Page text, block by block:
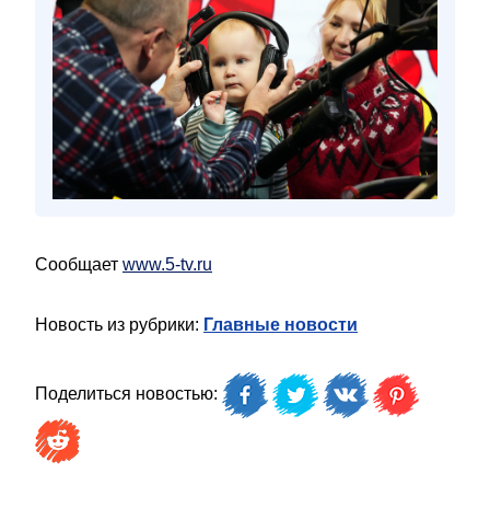
Сообщает www.5-tv.ru
Новость из рубрики: Главные новости
Поделиться новостью: